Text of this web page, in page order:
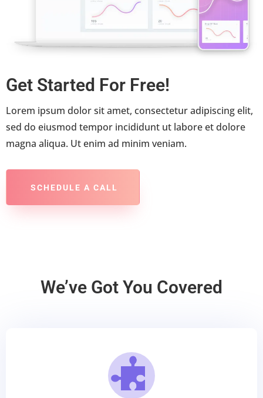
Get Started For Free!
Lorem ipsum dolor sit amet, consectetur adipiscing elit,
sed do eiusmod tempor incididunt ut labore et dolore
magna aliqua. Ut enim ad minim veniam.
SCHEDULE A CALL
We’ve Got You Covered